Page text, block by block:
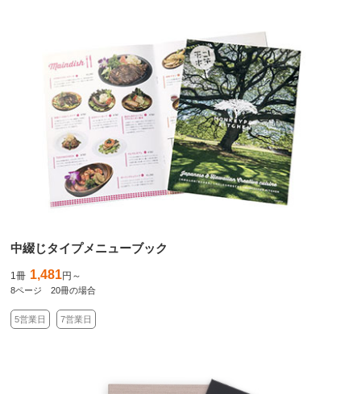
中綴じタイプメニューブック
1冊 1,481円～
8ページ 20冊の場合
5営業日 7営業日